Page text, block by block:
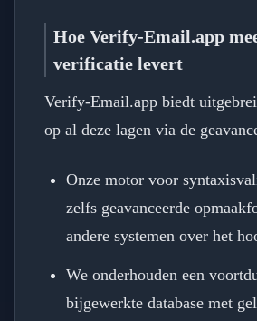
Hoe Verify-Email.app
verificatie levert
Verify-Email.app biedt
op al deze lagen via de
Onze motor voor
zelfs geavanceerde
andere systemen over het
We onderhouden een
bijgewerkte database met